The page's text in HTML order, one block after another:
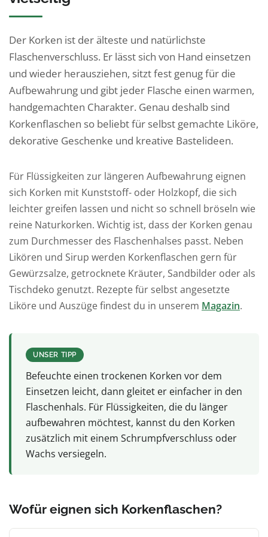
Flüssigkeiten –
wiederbefüllbar und
vielseitig.PflegehinweiseVor
dem ersten Gebrauch mit
warmem Wasser
ausspülenSpülmaschinengeei
gnetGut trocknen lassenJetzt
bestellenBestelle deinen
Glasflasche 200 ml bequem
online bei flaschen-glaeser-
und-dosen.de.
KorkenSpülmaschinengeeign
etVielseitig einsetzbarUnsere
Glasflaschen sind Zum
Abfüllen von Säften, Sirup,
Likören, Ölen und weiteren
wiederbefüllbar und
vielseitig.PflegehinweiseVor
dem ersten Gebrauch mit
gnetGut trocknen lassenJetzt
bestellenBestelle deinen
Glasflasche 200 ml bequem
online bei flaschen-glaeser-
und-dosen.de.
Der Korken ist der älteste und natürlichste
Flaschenverschluss. Er lässt sich von Hand einsetzen
und wieder herausziehen, sitzt fest genug für die
Aufbewahrung und gibt jeder Flasche einen warmen,
handgemachten Charakter. Genau deshalb sind
Korkenflaschen so beliebt für selbst gemachte Liköre,
dekorative Geschenke und kreative Bastelideen.
Für Flüssigkeiten zur längeren Aufbewahrung eignen
sich Korken mit Kunststoff- oder Holzkopf, die sich
leichter greifen lassen und nicht so schnell bröseln wie
reine Naturkorken. Wichtig ist, dass der Korken genau
zum Durchmesser des Flaschenhalses passt. Neben
Likören und Sirup werden Korkenflaschen gern für
Gewürzsalze, getrocknete Kräuter, Sandbilder oder als
Tischdeko genutzt. Rezepte für selbst angesetzte
Liköre und Auszüge findest du in unserem Magazin.
UNSER TIPP
Befeuchte einen trockenen Korken vor dem
Einsetzen leicht, dann gleitet er einfacher in den
Flaschenhals. Für Flüssigkeiten, die du länger
aufbewahren möchtest, kannst du den Korken
zusätzlich mit einem Schrumpfverschluss oder
Wachs versiegeln.
Wofür eignen sich Korkenflaschen?